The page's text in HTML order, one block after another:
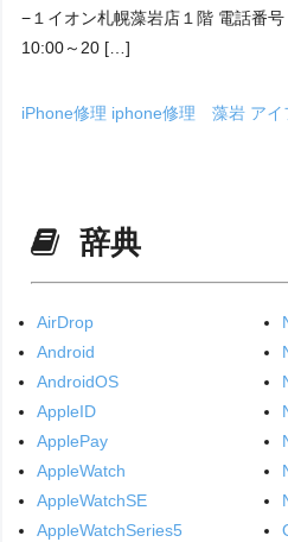
−１イオン札幌藻岩店１階 電話番
10:00～20 […]
iPhone修理 iphone修理 藻岩 アイ
辞典
AirDrop
Android
AndroidOS
AppleID
ApplePay
AppleWatch
AppleWatchSE
AppleWatchSeries5